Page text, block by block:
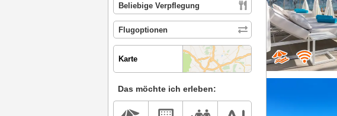
Karte
Das möchte ich erleben: